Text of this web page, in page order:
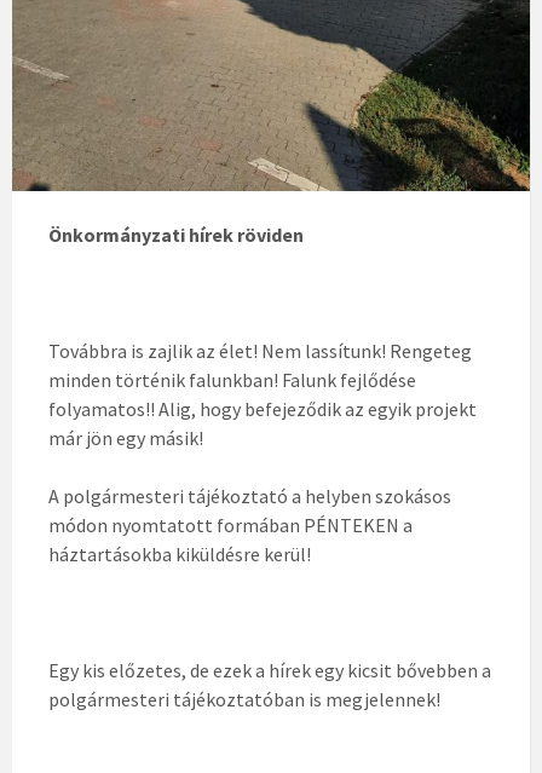
Önkormányzati hírek röviden
Továbbra is zajlik az élet! Nem lassítunk! Rengeteg
minden történik falunkban! Falunk fejlődése
folyamatos!! Alig, hogy befejeződik az egyik projekt
már jön egy másik!
A polgármesteri tájékoztató a helyben szokásos
módon nyomtatott formában PÉNTEKEN a
háztartásokba kiküldésre kerül!
Egy kis előzetes, de ezek a hírek egy kicsit bővebben a
polgármesteri tájékoztatóban is megjelennek!